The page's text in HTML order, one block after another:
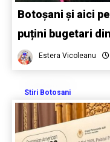
Botoșani și aici
puțini bugetari
Estera Vicoleanu
Stiri Botosani